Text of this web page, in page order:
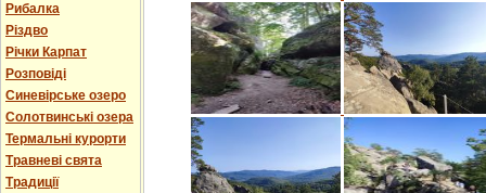
Рибалка
Різдво
Річки Карпат
Розповіді
Синевірське озеро
Солотвинські озера
Термальні курорти
Травневі свята
Традиції